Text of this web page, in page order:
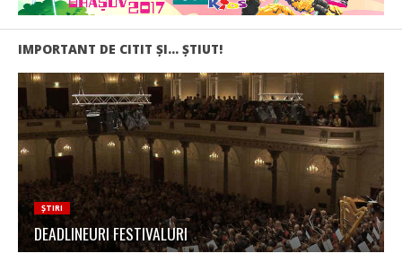
IMPORTANT DE CITIT ŞI… ŞTIUT!
ȘTIRI
DEADLINEURI FESTIVALURI